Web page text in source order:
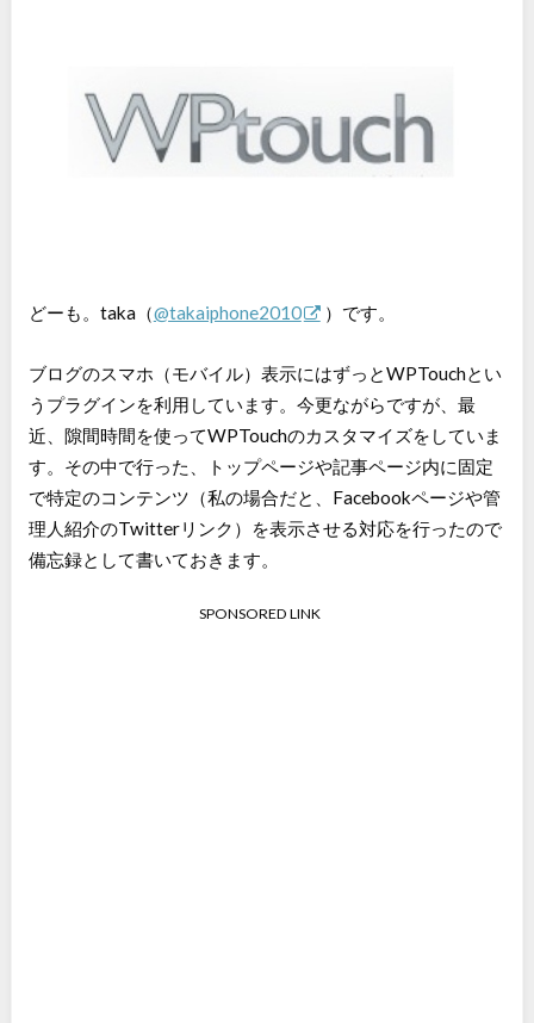
どーも。taka（@takaiphone2010 ）です。
ブログのスマホ（モバイル）表示にはずっとWPTouchとい
うプラグインを利用しています。今更ながらですが、最
近、隙間時間を使ってWPTouchのカスタマイズをしていま
す。その中で行った、トップページや記事ページ内に固定
で特定のコンテンツ（私の場合だと、Facebookページや管
理人紹介のTwitterリンク）を表示させる対応を行ったので
備忘録として書いておきます。
SPONSORED LINK